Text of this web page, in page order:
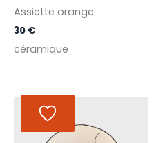
Assiette orange
30 €
céramique